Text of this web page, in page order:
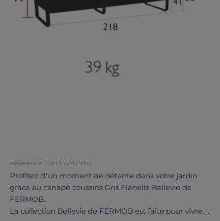
Référence : 100351247940
Profitez d’un moment de détente dans votre jardin
grâce au canapé coussins Gris Flanelle Bellevie de
FERMOB.
La collection Bellevie de FERMOB est faite pour vivre